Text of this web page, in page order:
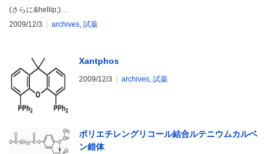
(さらに&hellip;)…
2009/12/3
archives, 試薬
Xantphos
2009/12/3 archives, 試薬
ポリエチレングリコール結合ルテニウムカルベ
ン錯体